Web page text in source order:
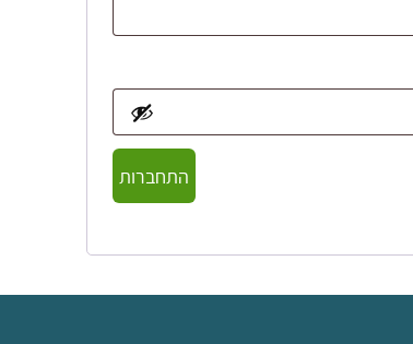
התחברות